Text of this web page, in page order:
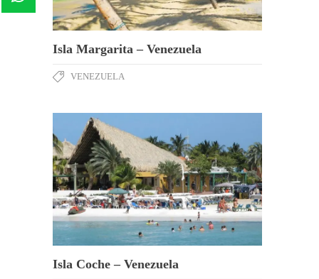
Isla Margarita – Venezuela
VENEZUELA
Isla Coche – Venezuela